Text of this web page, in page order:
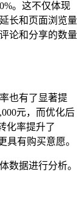
。这不仅体现
长和页面浏览量
论和分享的数量
也有了显著提
元，而优化后
化率提升了
具有购买意愿。
数据进行分析。